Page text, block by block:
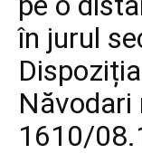
în jurul
Năvodari
1610/